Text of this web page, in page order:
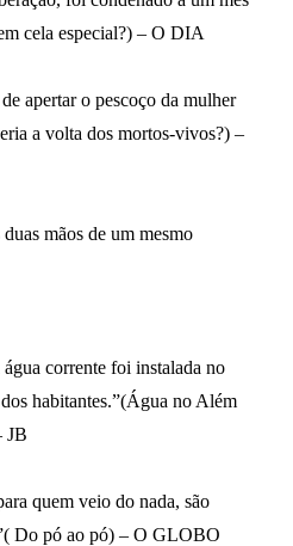
cela especial?) – O DIA
apertar o pescoço da mulher
a volta dos mortos-vivos?) –
mãos de um mesmo
corrente foi instalada no
habitantes.”(Água no Além
JB
quem veio do nada, são
Do pó ao pó) – O GLOBO